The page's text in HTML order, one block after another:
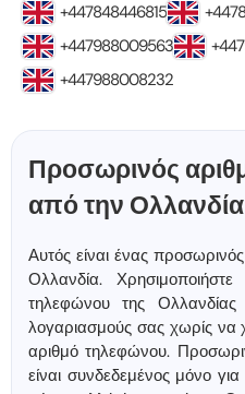
+447848446815
+447988009563
+447988008232
Προσωρινός
από την Ολλανδία
Αυτός είναι ένας
Ολλανδία.
τηλεφώνου της
λογαριασμούς σας χωρίς να
αριθμό τηλεφώνου.
είναι συνδεδεμένος μόνο